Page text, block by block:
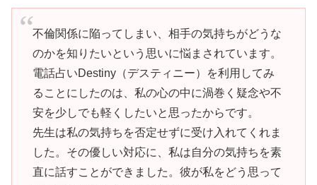
不倫関係に陥ってしまい、相手の気持ちがどうな
のかを知りたいという思いに悩まされています。
電話占いDestiny（デスティニー）を利用してみ
ることにしたのは、私の心の中に渦巻く疑念や不
安を少しでも軽くしたいと思ったからです。
先生は私の気持ちを否定せずに受け入れてくれま
した。その優しい対応に、私は自分の気持ちを素
直に話すことができました。彼が私をどう思って